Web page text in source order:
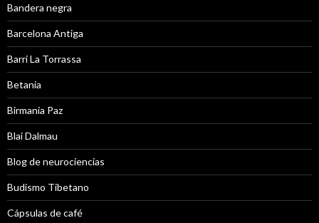
Bandera negra
Barcelona Antiga
Barri La Torrassa
Betania
Birmania Paz
Blai Dalmau
Blog de neurociencias
Budismo Tibetano
Cápsulas de café